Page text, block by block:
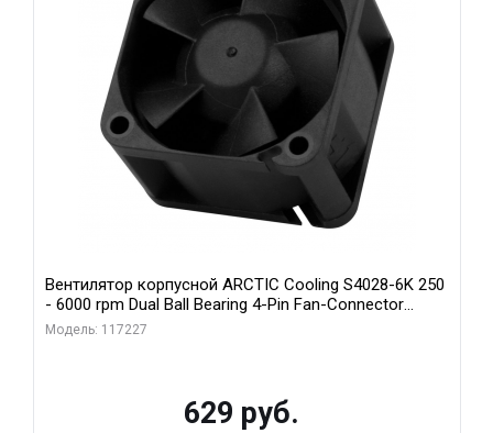
Вентилятор корпусной ARCTIC Cooling S4028-6K 250
- 6000 rpm Dual Ball Bearing 4-Pin Fan-Connector
(ACFAN00185A)
Модель: 117227
629 руб.